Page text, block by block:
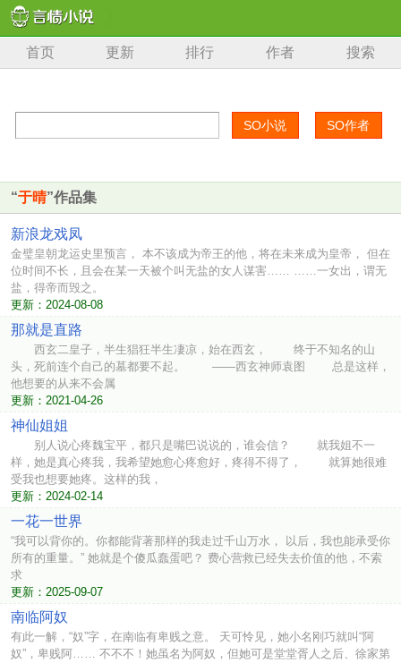
首页 更新 排行 作者 搜索
“于晴”作品集
新浪龙戏凤
金璧皇朝龙运史里预言， 本不该成为帝王的他，将在未来成为皇帝， 但在
位时间不长，且会在某一天被个叫无盐的女人谋害…… ……一女出，谓无
盐，得帝而毁之。
更新：2024-08-08
那就是直路
西玄二皇子，半生猖狂半生凄凉，始在西玄， 终于不知名的山
头，死前连个自己的墓都要不起。 ——西玄神师袁图 总是这样，
他想要的从来不会属
更新：2021-04-26
神仙姐姐
别人说心疼魏宝平，都只是嘴巴说说的，谁会信？ 就我姐不一
样，她是真心疼我，我希望她愈心疼愈好，疼得不得了， 就算她很难
受我也想要她疼。这样的我，
更新：2024-02-14
一花一世界
“我可以背你的。你都能背著那样的我走过千山万水， 以后，我也能承受你
所有的重量。” 她就是个傻瓜蠢蛋吧？ 费心营救已经失去价值的他，不索
求
更新：2025-09-07
南临阿奴
有此一解，“奴”字，在南临有卑贱之意。 天可怜见，她小名刚巧就叫“阿
奴”，卑贱阿…… 不不不！她虽名为阿奴，但她可是堂堂胥人之后、徐家第